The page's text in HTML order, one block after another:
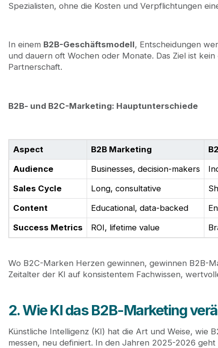
Spezialisten, ohne die Kosten und Verpflichtungen
In einem B2B-Geschäftsmodell, Entscheidungen
und dauern oft Wochen oder Monate. Das Ziel ist
Partnerschaft.
B2B- und B2C-Marketing: Hauptunterschiede
Aspect B2B Marketing
Audience
Businesses, decision-makers
Sales Cycle
Long, consultative
Content
Educational, data-backed
Success Metrics
ROI, lifetime value
Wo B2C-Marken Herzen gewinnen, gewinnen B2B-
Zeitalter der KI auf konsistentem Fachwissen,
2. Wie KI das B2B-Marketing
Künstliche Intelligenz (KI) hat die Art und Weise, wie
messen, neu definiert. In den Jahren 2025-2026